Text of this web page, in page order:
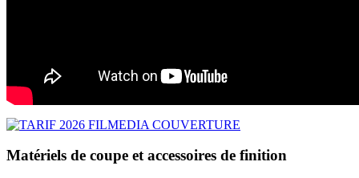
Matériels de coupe et accessoires de finition